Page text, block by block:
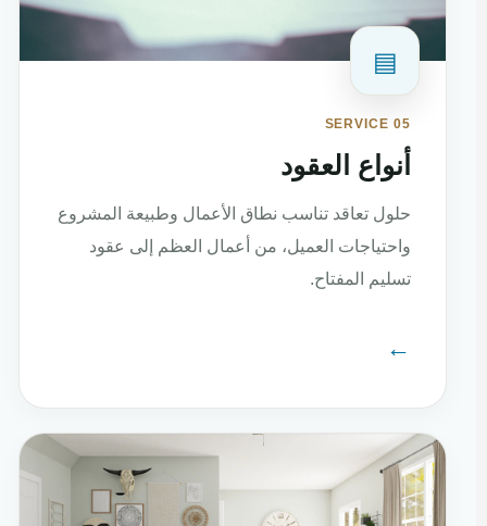
▤
SERVICE 05
أنواع العقود
حلول تعاقد تناسب نطاق الأعمال وطبيعة المشروع
واحتياجات العميل، من أعمال العظم إلى عقود
تسليم المفتاح.
←